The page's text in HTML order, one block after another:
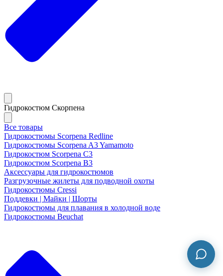
Гидрокостюм Скорпена
Все товары
Гидрокостюмы Scorpena Redline
Гидрокостюмы Scorpena A3 Yamamoto
Гидрокостюм Scorpena C3
Гидрокостюм Scorpena B3
Аксессуары для гидрокостюмов
Разгрузочные жилеты для подводной охоты
Гидрокостюмы Cressi
Поддевки | Майки | Шорты
Гидрокостюмы для плавания в холодной воде
Гидрокостюмы Beuchat